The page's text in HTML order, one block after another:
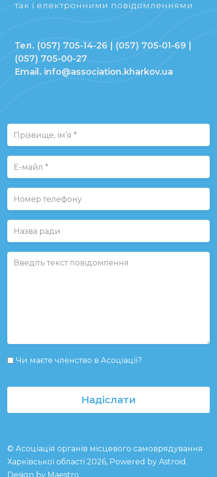
так і електронними повідомленнями.
Тел. (057) 705-14-26 | (057) 705-01-69 |
(057) 705-00-27
Email. info@association.kharkov.ua
Чи маєте членство в Асоціації?
Надіслати
© Асоціація органів місцевого самоврядування
Харківської області 2026, Powered by Astroid .
Design by Maestro